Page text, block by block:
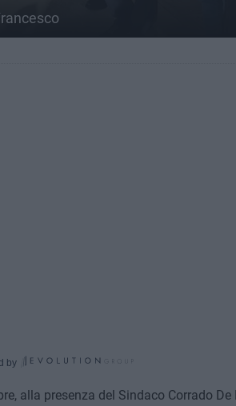
by
alla presenza del Sindaco Corrado De